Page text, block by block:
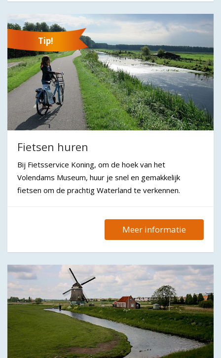
Tip!
Fietsen huren
Bij Fietsservice Koning, om de hoek van het
Volendams Museum, huur je snel en gemakkelijk
fietsen om de prachtig Waterland te verkennen.
Meer informatie